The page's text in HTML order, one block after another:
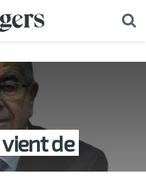
de